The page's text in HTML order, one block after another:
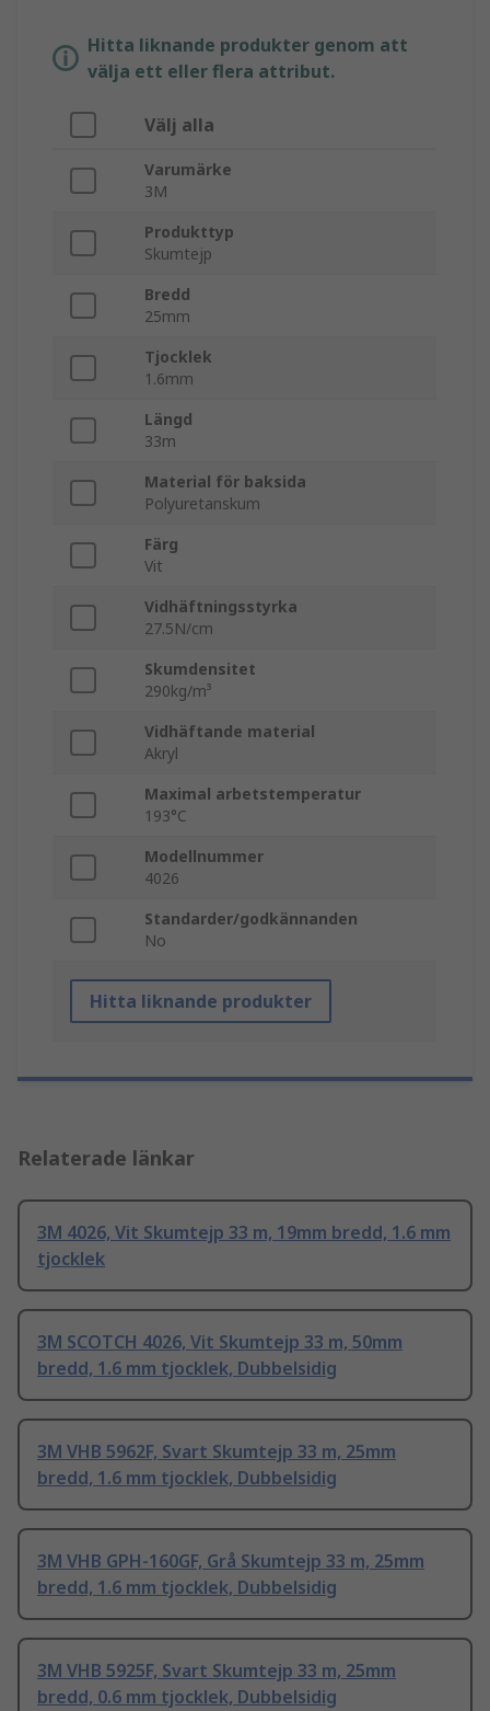
Hitta liknande produkter genom att
välja ett eller flera attribut.
Välj alla
Varumärke
3M
Produkttyp
Skumtejp
Bredd
25mm
Tjocklek
1.6mm
Längd
33m
Material för baksida
Polyuretanskum
Färg
Vit
Vidhäftningsstyrka
27.5N/cm
Skumdensitet
290kg/m³
Vidhäftande material
Akryl
Maximal arbetstemperatur
193°C
Modellnummer
4026
Standarder/godkännanden
No
Hitta liknande produkter
Relaterade länkar
3M 4026, Vit Skumtejp 33 m, 19mm bredd, 1.6 mm
tjocklek
3M SCOTCH 4026, Vit Skumtejp 33 m, 50mm
bredd, 1.6 mm tjocklek, Dubbelsidig
3M VHB 5962F, Svart Skumtejp 33 m, 25mm
bredd, 1.6 mm tjocklek, Dubbelsidig
3M VHB GPH-160GF, Grå Skumtejp 33 m, 25mm
bredd, 1.6 mm tjocklek, Dubbelsidig
3M VHB 5925F, Svart Skumtejp 33 m, 25mm
bredd, 0.6 mm tjocklek, Dubbelsidig